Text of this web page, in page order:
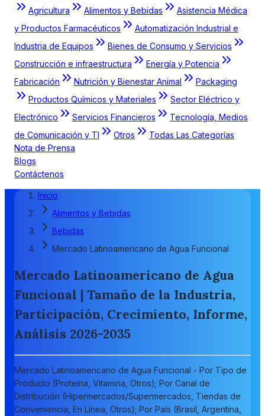
Agricultura Alimentos y Bebidas
Asistencia Médica
y Productos Farmacéuticos
Automatización Industrial e
Industria de Equipos
Bienes de Consumo y Servicios
Construcción e infraestructura
Energía y Potencia
Fabricación
Nutrición y Bienestar Animal
Packaging
Productos Químicos y Materiales
Sector Eléctrico y
Electrónico
Servicios Financieros
Tecnología, Medios
de Comunicación y TI
Otros
Todas Las Categorías
Nota de Prensa
Blogs
Contáctenos
Inicio
Alimentos y Bebidas
Bebidas
Mercado Latinoamericano de Agua Funcional
Mercado Latinoamericano de Agua
Funcional | Tamaño de la Industria,
Participación, Crecimiento, Informe,
Análisis 2026-2035
Mercado Latinoamericano de Agua Funcional - Por Tipo de
Producto (Proteína, Vitamina, Otros); Por Canal de
Distribución (Hipermercados/Supermercados, Tiendas de
Conveniencia, En Línea, Otros); Por País (Brasil, Argentina,